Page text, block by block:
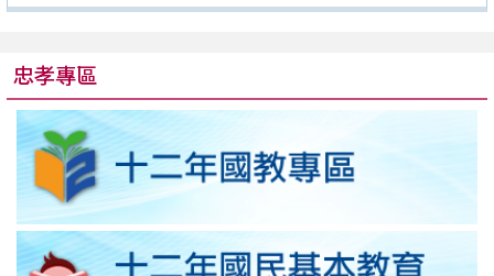
忠孝專區